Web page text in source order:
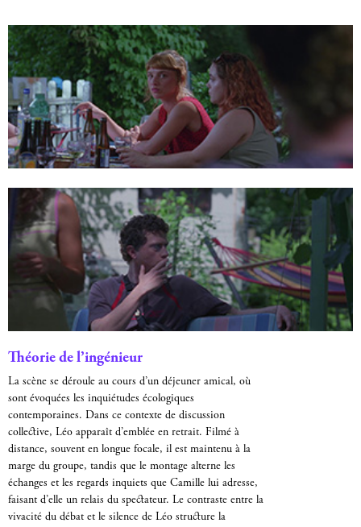
Théorie de l’ingénieur
La scène se déroule au cours d’un déjeuner amical, où
sont évoquées les inquiétudes écologiques
contemporaines. Dans ce contexte de discussion
collective, Léo apparaît d’emblée en retrait. Filmé à
distance, souvent en longue focale, il est maintenu à la
marge du groupe, tandis que le montage alterne les
échanges et les regards inquiets que Camille lui adresse,
faisant d’elle un relais du spectateur. Le contraste entre la
vivacité du débat et le silence de Léo structure la